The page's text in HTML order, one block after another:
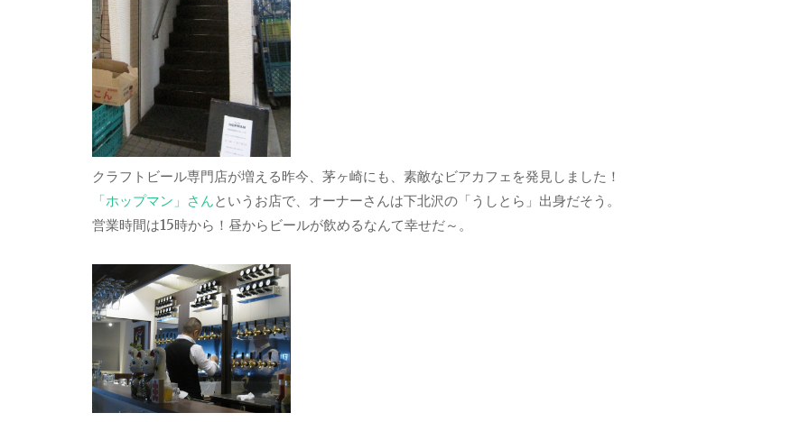
クラフトビール専門店が増える昨今、茅ヶ崎にも、素敵なビアカフェを発見しました！
「ホップマン」さんというお店で、オーナーさんは下北沢の「うしとら」出身だそう。
営業時間は15時から！昼からビールが飲めるなんて幸せだ～。